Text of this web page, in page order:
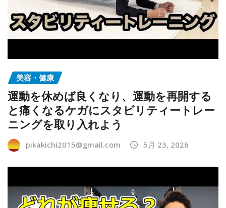
美容・健康
運動を休めば良くなり、運動を再開する
と痛くなるケガにスタビリティートレー
ニングを取り入れよう
pikakichi2015@gmail.com 5月 23, 2026